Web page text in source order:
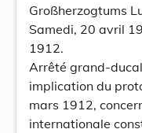
Großherzogtums
Samedi, 20 avril
1912.
Arrêté grand-
implication du
mars 1912,
internationale